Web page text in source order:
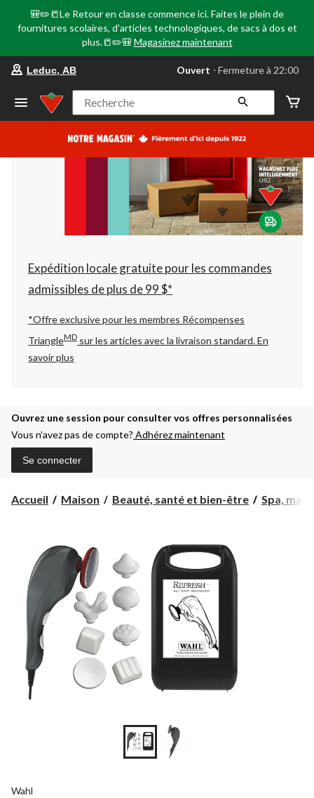
🎒✏️📒Le Retour en classe commence ici. Faites le plein de
fournitures scolaires, d'articles technologiques, de sacs à dos et
plus.📒✏️🎒 Magasinez maintenant
votre
préféré
Leduc,
AB,
courament
Fermeture
à
22:00
cliquer
pour
changer
Leduc, AB Ouvert ⋅ Fermeture à 22:00
Recherche
Expédition locale gratuite pour les commandes
admissibles de plus de 99 $*
*Offre exclusive pour les membres Récompenses
TriangleMD sur les articles avec la livraison standard.En
savoir plus
Ouvrez une session pour consulter vos offres personnalisées
Vous n’avez pas de compte? Adhérez maintenant
Se connecter
Accueil Maison Beauté, santé et bien-être Spa,
Wahl